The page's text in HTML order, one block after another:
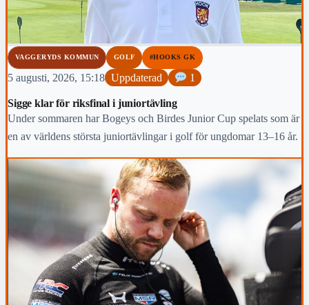
VAGGERYDS KOMMUN GOLF #HOOKS GK
5 augusti, 2026, 15:18 Uppdaterad 1
Sigge klar för riksfinal i juniortävling
Under sommaren har Bogeys och Birdes Junior Cup spelats som är
en av världens största juniortävlingar i golf för ungdomar 13–16 år.